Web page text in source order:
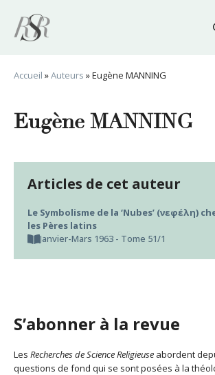
contenu
Accueil »Auteurs »Eugène MANNING
Eugène MANNING
Articles de cet auteur
Le Symbolisme de la ‘Nubes’ (νεφέλη)
les Pères latins
Janvier-Mars 1963 - Tome 51/1
S’abonner à la revue
Les Recherches de Science Religieuse abordent
questions de fond qui se sont posées à la